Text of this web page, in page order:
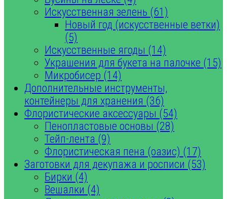
Искусственная зелень (61)
Новый год (искусственные ветки)
(5)
Искусственные ягоды (14)
Украшения для букета на палочке (15)
Микробисер (14)
Дополнительные инструменты,
контейнеры для хранения (36)
Флористические аксессуары (54)
Пенопластовые основы (28)
Тейп-лента (9)
Флористическая пена (оазис) (17)
Заготовки для декупажа и росписи (53)
Бирки (4)
Вешалки (4)